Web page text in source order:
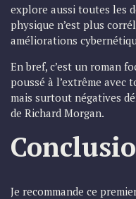
explore aussi toutes les
physique n’est plus
améliorations
En bref, c’est un roman
poussé à l’extrême
mais surtout négatives
de Richard Morgan.
Je recommande ce